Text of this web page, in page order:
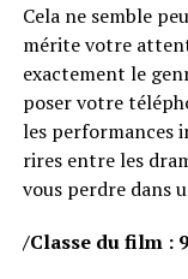
Cela ne semble
mérite votre
exactement le
poser votre
les performances
rires entre les
vous perdre dans
/Classe du film :